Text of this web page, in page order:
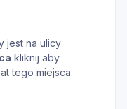
jest na ulicy
kliknij aby
tego miejsca.